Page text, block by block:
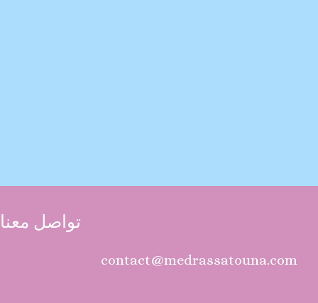
تواصل معنا
contact@medrassatouna.com